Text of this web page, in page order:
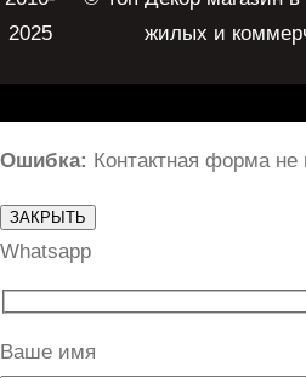
2025
жилых и
Ошибка: Контактная форма не
ЗАКРЫТЬ
Whatsapp
Ваше имя